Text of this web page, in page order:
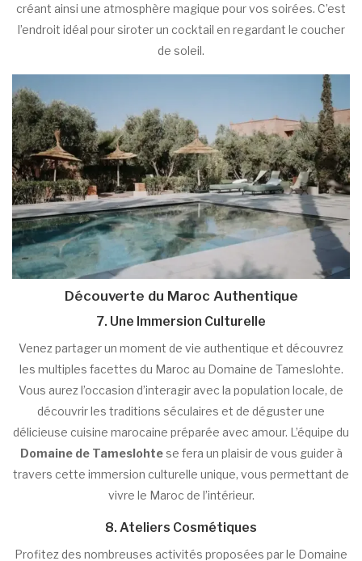
créant ainsi une atmosphère magique pour vos soirées. C’est
l’endroit idéal pour siroter un cocktail en regardant le coucher
de soleil.
Découverte du Maroc Authentique
7. Une Immersion Culturelle
Venez partager un moment de vie authentique et découvrez
les multiples facettes du Maroc au Domaine de Tameslohte.
Vous aurez l’occasion d’interagir avec la population locale, de
découvrir les traditions séculaires et de déguster une
délicieuse cuisine marocaine préparée avec amour. L’équipe du
Domaine de Tameslohtese fera un plaisir de vous guider à
travers cette immersion culturelle unique, vous permettant de
vivre le Maroc de l’intérieur.
8. Ateliers Cosmétiques
Profitez des nombreuses activités proposées par le Domaine